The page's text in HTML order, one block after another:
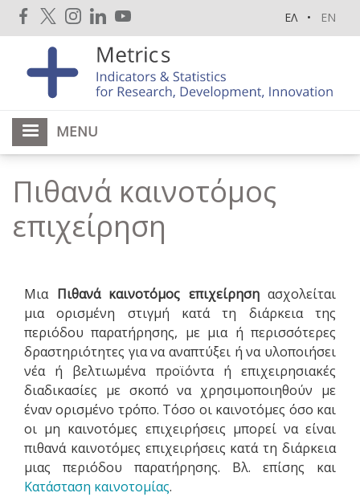
Skip
content
ΕΛ EN
MENU
Πιθανά καινοτόμος
επιχείρηση
Μια Πιθανά καινοτόμος επιχείρησηασχολείται
μια ορισμένη στιγμή κατά τη διάρκεια της
περιόδου παρατήρησης, με μια ή περισσότερες
δραστηριότητες για να αναπτύξει ή να υλοποιήσει
νέα ή βελτιωμένα προϊόντα ή επιχειρησιακές
διαδικασίες με σκοπό να χρησιμοποιηθούν με
έναν ορισμένο τρόπο. Τόσο οι καινοτόμες όσο και
οι μη καινοτόμες επιχειρήσεις μπορεί να είναι
πιθανά καινοτόμες επιχειρήσεις κατά τη διάρκεια
μιας περιόδου παρατήρησης. Βλ. επίσης και
Κατάσταση καινοτομίας.